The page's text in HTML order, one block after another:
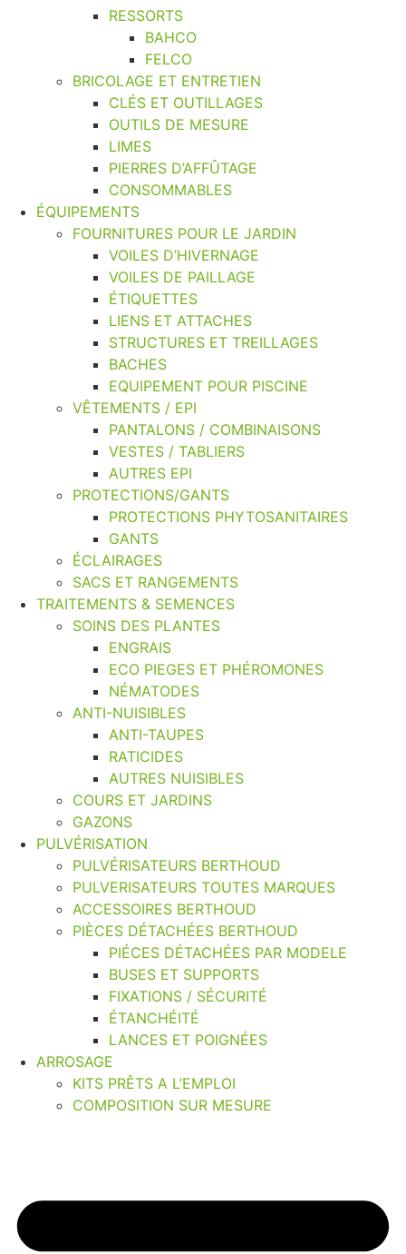
RESSORTS
BAHCO
FELCO
BRICOLAGE ET ENTRETIEN
CLÉS ET OUTILLAGES
OUTILS DE MESURE
LIMES
PIERRES D’AFFÛTAGE
CONSOMMABLES
ÉQUIPEMENTS
FOURNITURES POUR LE JARDIN
VOILES D’HIVERNAGE
VOILES DE PAILLAGE
ÉTIQUETTES
LIENS ET ATTACHES
STRUCTURES ET TREILLAGES
BACHES
EQUIPEMENT POUR PISCINE
VÊTEMENTS / EPI
PANTALONS / COMBINAISONS
VESTES / TABLIERS
AUTRES EPI
PROTECTIONS/GANTS
PROTECTIONS PHYTOSANITAIRES
GANTS
ÉCLAIRAGES
SACS ET RANGEMENTS
TRAITEMENTS & SEMENCES
SOINS DES PLANTES
ENGRAIS
ECO PIEGES ET PHÉROMONES
NÉMATODES
ANTI-NUISIBLES
ANTI-TAUPES
RATICIDES
AUTRES NUISIBLES
COURS ET JARDINS
GAZONS
PULVÉRISATION
PULVÉRISATEURS BERTHOUD
PULVERISATEURS TOUTES MARQUES
ACCESSOIRES BERTHOUD
PIÈCES DÉTACHÉES BERTHOUD
PIÉCES DÉTACHÉES PAR MODELE
BUSES ET SUPPORTS
FIXATIONS / SÉCURITÉ
ÉTANCHÉITÉ
LANCES ET POIGNÉES
ARROSAGE
KITS PRÊTS A L’EMPLOI
COMPOSITION SUR MESURE